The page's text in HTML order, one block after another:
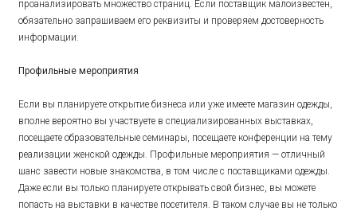
проанализировать множество страниц. Если поставщик малоизвестен,
обязательно запрашиваем его реквизиты и проверяем достоверность
информации.
Профильные мероприятия
Если вы планируете открытие бизнеса или уже имеете магазин одежды,
вполне вероятно вы участвуете в специализированных выставках,
посещаете образовательные семинары, посещаете конференции на тему
реализации женской одежды. Профильные мероприятия — отличный
шанс завести новые знакомства, в том числе с поставщиками одежды.
Даже если вы только планируете открывать свой бизнес, вы можете
попасть на выставки в качестве посетителя. В таком случае вы не только